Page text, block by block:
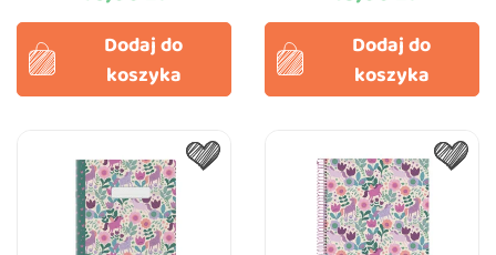
Dodaj do
koszyka
Dodaj do
koszyka